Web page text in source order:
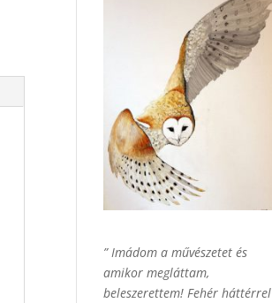
” Imádom a művészetet és
amikor megláttam,
beleszerettem! Fehér háttérrel